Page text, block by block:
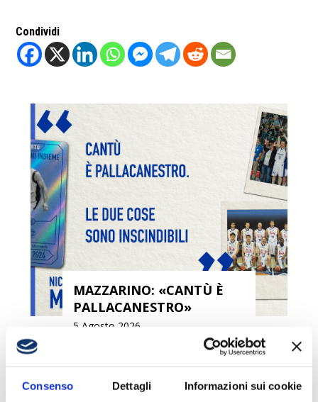
Consenso Dettagli Informazioni sui cookie
Condividi
MAZZARINO: «CANTÙ È
PALLACANESTRO»
5 Agosto 2026